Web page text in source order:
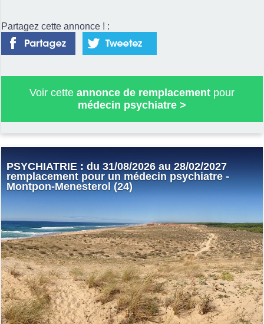
Partagez cette annonce ! :
Voir cette annonce de remplacement pour
médecin psychiatre >
PSYCHIATRIE : du 31/08/2026 au 28/02/2027
remplacement pour un médecin psychiatre -
Montpon-Menesterol (24)